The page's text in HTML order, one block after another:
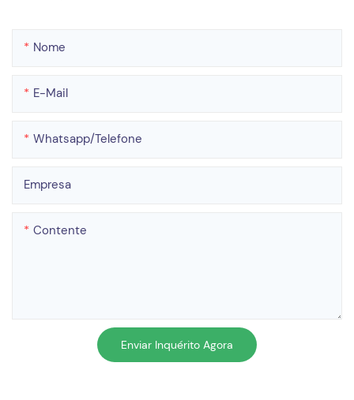
Nome
E-Mail
Whatsapp/telefone
Empresa
Contente
Enviar Inquérito Agora